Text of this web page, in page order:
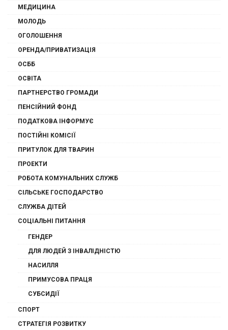
МЕДИЦИНА
МОЛОДЬ
ОГОЛОШЕННЯ
ОРЕНДА/ПРИВАТИЗАЦІЯ
ОСББ
ОСВІТА
ПАРТНЕРСТВО ГРОМАДИ
ПЕНСІЙНИЙ ФОНД
ПОДАТКОВА ІНФОРМУЄ
ПОСТІЙНІ КОМІСІЇ
ПРИТУЛОК ДЛЯ ТВАРИН
ПРОЕКТИ
РОБОТА КОМУНАЛЬНИХ СЛУЖБ
СІЛЬСЬКЕ ГОСПОДАРСТВО
СЛУЖБА ДІТЕЙ
СОЦІАЛЬНІ ПИТАННЯ
ГЕНДЕР
ДЛЯ ЛЮДЕЙ З ІНВАЛІДНІСТЮ
НАСИЛЛЯ
ПРИМУСОВА ПРАЦЯ
СУБСИДІЇ
СПОРТ
СТРАТЕГІЯ РОЗВИТКУ